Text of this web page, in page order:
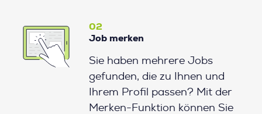
02
Job merken
Sie haben mehrere Jobs
gefunden, die zu Ihnen und
Ihrem Profil passen? Mit der
Merken-Funktion können Sie